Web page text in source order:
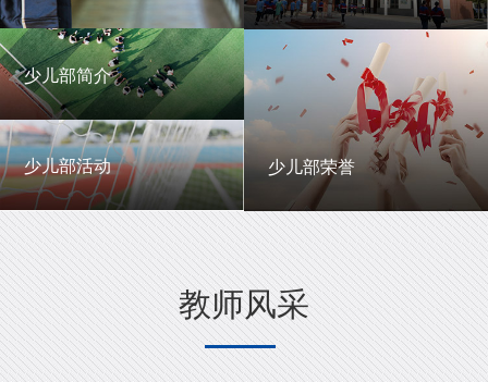
一中英才
少儿部简介
少儿部简介
少儿部活动
少儿部活动
年级动态
少儿部荣誉
少儿部荣誉
教师风采